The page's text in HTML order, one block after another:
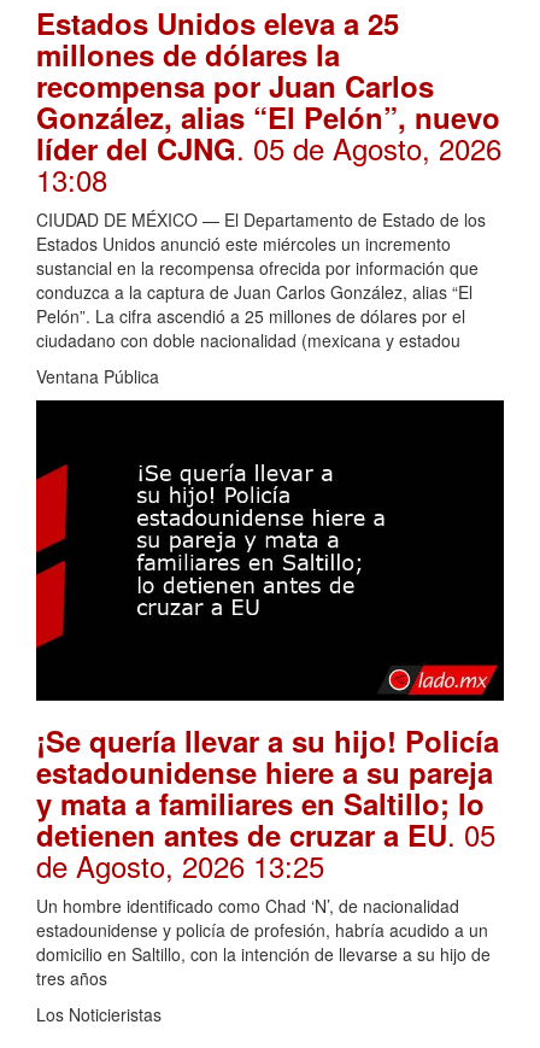
Estados Unidos eleva a 25
millones de dólares la
recompensa por Juan Carlos
González, alias “El Pelón”, nuevo
líder del CJNG. 05 de Agosto, 2026
13:08
CIUDAD DE MÉXICO — El Departamento de Estado de los
Estados Unidos anunció este miércoles un incremento
sustancial en la recompensa ofrecida por información que
conduzca a la captura de Juan Carlos González, alias “El
Pelón”. La cifra ascendió a 25 millones de dólares por el
ciudadano con doble nacionalidad (mexicana y estadou
Ventana Pública
¡Se quería llevar a su hijo! Policía
estadounidense hiere a su pareja
y mata a familiares en Saltillo; lo
detienen antes de cruzar a EU. 05
de Agosto, 2026 13:25
Un hombre identificado como Chad ‘N’, de nacionalidad
estadounidense y policía de profesión, habría acudido a un
domicilio en Saltillo, con la intención de llevarse a su hijo de
tres años
Los Noticieristas